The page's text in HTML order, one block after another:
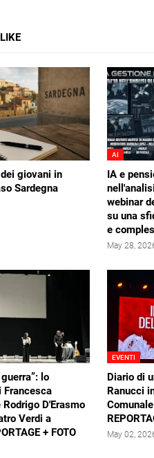
giovani in
Sardegna
AI
IA e
webinar
su una
e
May 28,
lo
Francesca
D'Erasmo
Verdi a
+ FOTO
EVENTI
Diario di
Ranucci
May 02,